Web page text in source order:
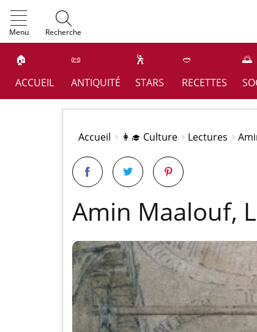
Menu Recherche
🏠
ACCUEIL
📜
ANTIQUITÉ
🕺
STARS
🥙
RECETTES
🌅
Accueil 👩‍🎓 Culture Lectures
Amin Maalouf,